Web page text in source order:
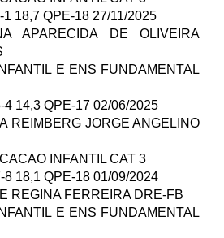
18,7 QPE-18 27/11/2025
APARECIDA DE OLIVEIRA
E ENS FUNDAMENTAL
14,3 QPE-17 02/06/2025
REIMBERG JORGE ANGELINO
INFANTIL CAT 3
18,1 QPE-18 01/09/2024
REGINA FERREIRA DRE-FB
E ENS FUNDAMENTAL